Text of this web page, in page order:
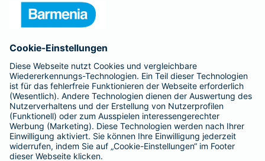
Barmenia ist Teil der BarmeniaGothaer
BELIEBTE SEITEN
Kranken-Zusatzversicherung
Tierversicherungen
Haftpflichtversicherung
Hausratversicherung